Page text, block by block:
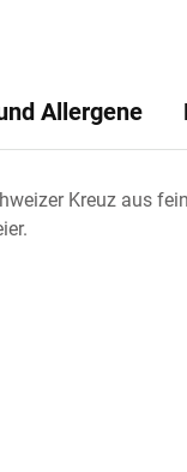
Allergene
Kreuz aus